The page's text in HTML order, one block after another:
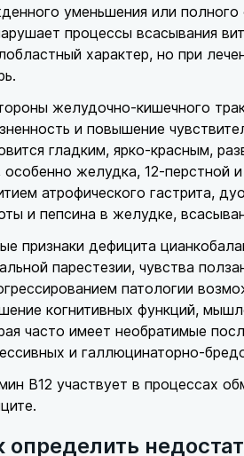
уменьшения или полного
процессы всасывания
характер, но при
желудочно-кишечного
и повышение
гладким, ярко-красным,
желудка, 12-перстной
атрофического гастрита,
и пепсина в желудке,
признаки дефицита
парестезии, чувства
патологии
когнитивных функций,
часто имеет необратимые
и галлюцинаторно-
В12 участвует в процессах
определить